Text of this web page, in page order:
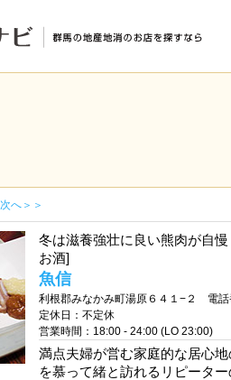
次へ＞＞
冬は滋養強壮に良い熊肉が自
お酒]
魚信
利根郡みなかみ町湯原６４１−２ 電
定休日：不定休
営業時間：18:00 - 24:00 (LO 23:00)
満点夫婦が営む家庭的な居心
を慕って緒と訪れるリピータ